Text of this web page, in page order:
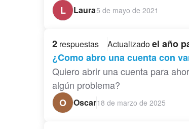
L
Laura5 de mayo de 2021
2 respuestas Actualizadoel año
¿Como abro una cuenta con
Quiero abrir una cuenta para
algún problema?
O
Oscar18 de marzo de 2025